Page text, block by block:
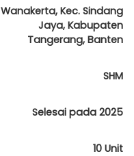
Wanakerta, Kec. Sindang
Jaya, Kabupaten
Tangerang, Banten
SHM
Selesai pada 2025
10 Unit